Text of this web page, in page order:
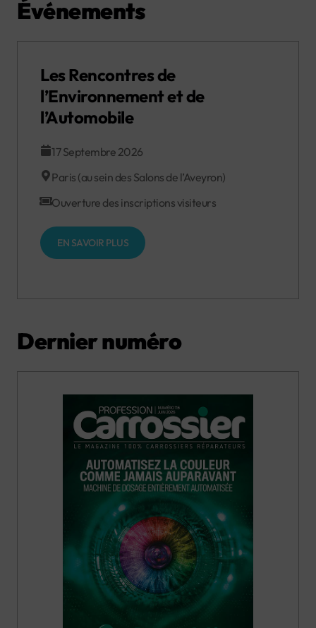
Événements
Les Rencontres de
l’Environnement et de
l’Automobile
17 Septembre 2026
Paris (au sein des Salons de l’Aveyron)
Ouverture des inscriptions visiteurs
EN SAVOIR PLUS
Dernier numéro